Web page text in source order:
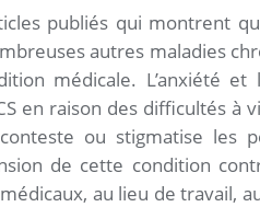
publiés qui montrent
autres maladies
médicale. L’anxiété
en raison des difficultés
ou stigmatise les
de cette condition
au lieu de travail,